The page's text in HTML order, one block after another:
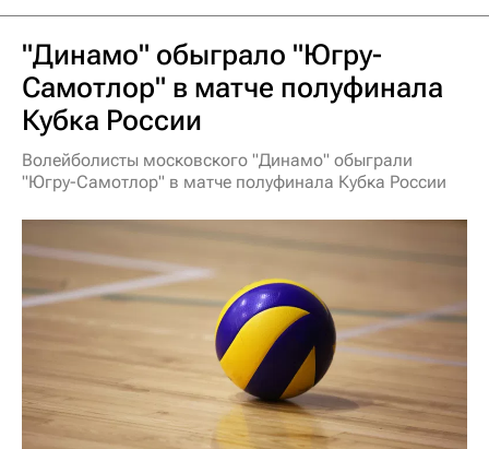
"Динамо" обыграло "Югру-
Самотлор" в матче полуфинала
Кубка России
Волейболисты московского "Динамо" обыграли
"Югру-Самотлор" в матче полуфинала Кубка России